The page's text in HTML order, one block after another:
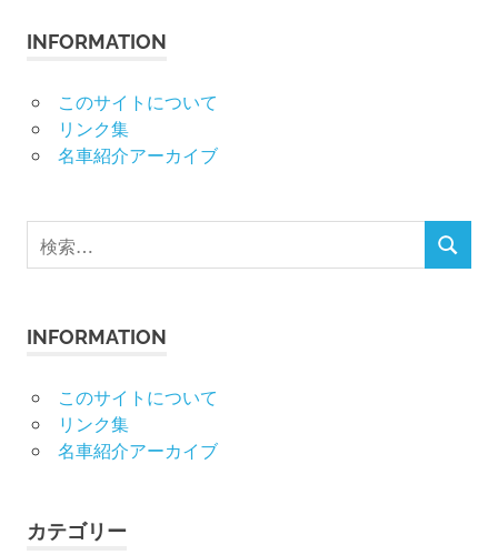
INFORMATION
このサイトについて
リンク集
名車紹介アーカイブ
検
索
検
INFORMATION
このサイトについて
リンク集
名車紹介アーカイブ
カテゴリー